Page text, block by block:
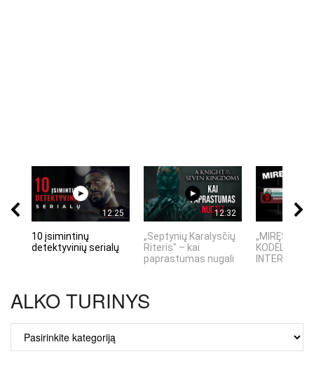
12:25
10 įsimintinų
detektyvinių serialų
12:32
„Septynių Karalysčių
Riteris" – kai
paprastumas nugali
„MIRĘS
KODĖL
INTERNETO
ALKO TURINYS
TURINYS